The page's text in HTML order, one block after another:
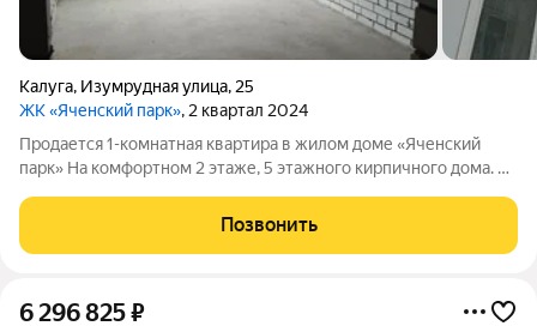
Калуга, Изумрудная улица, 25
ЖК «Яченский парк», 2 квартал 2024
Продается 1-комнатная квартира в жилом доме «Яченский
парк» На комфортном 2 этаже, 5 этажного кирпичного дома. В
Отопление - индивидуальное. Класс строительства - комфорт.
Преимущества: квартира
Позвонить
6 296 825₽